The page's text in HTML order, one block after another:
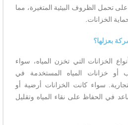
تحمل الظروف البيئية المتغيرة، مما
الخزانات.
بعزلها؟
الخزانات التي تخزن المياه، سواء
أو خزانات المياه المستخدمة في
سواء كانت الخزانات أرضية أو
في الحفاظ على نقاء المياه وتقليل